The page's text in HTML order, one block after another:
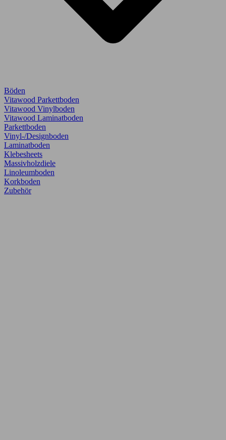
Böden
Vitawood Parkettboden
Vitawood Vinylboden
Vitawood Laminatboden
Parkettboden
Vinyl-/Designboden
Laminatboden
Klebesheets
Massivholzdiele
Linoleumboden
Korkboden
Zubehör